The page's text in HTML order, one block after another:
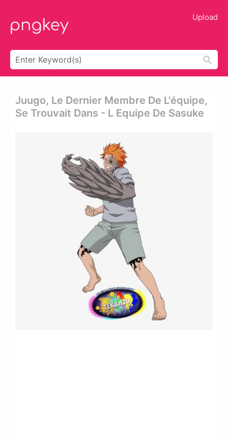
Upload
Juugo, Le Dernier Membre De L'équipe,
Se Trouvait Dans - L Equipe De Sasuke